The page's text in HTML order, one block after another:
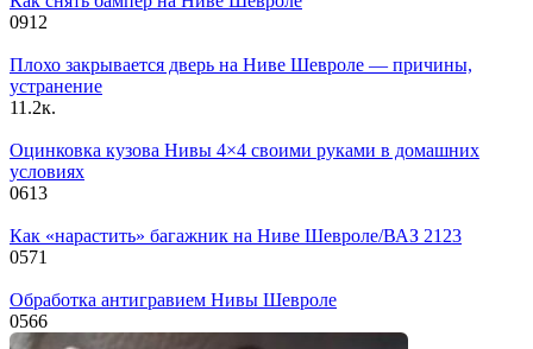
0912
Плохо закрывается дверь на Ниве Шевроле — причины,
устранение
11.2к.
Оцинковка кузова Нивы 4×4 своими руками в домашних
условиях
0613
Как «нарастить» багажник на Ниве Шевроле/ВАЗ 2123
0571
Обработка антигравием Нивы Шевроле
0566